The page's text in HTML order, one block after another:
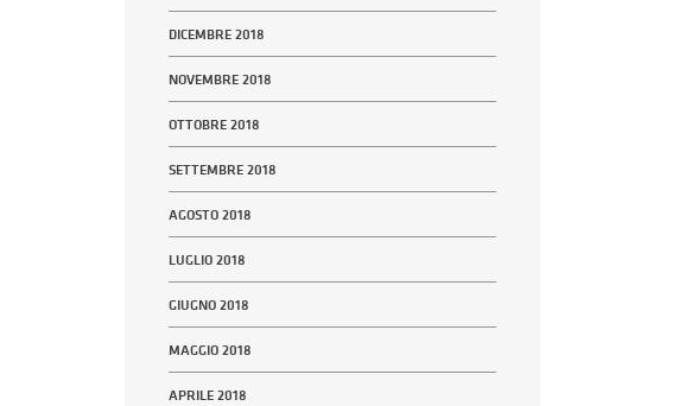
DICEMBRE 2018
NOVEMBRE 2018
OTTOBRE 2018
SETTEMBRE 2018
AGOSTO 2018
LUGLIO 2018
GIUGNO 2018
MAGGIO 2018
APRILE 2018